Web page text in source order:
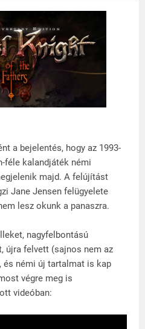
a bejelentés, hogy az 1993-
féle kalandjáték némi
majd. A felújítást
Jane Jensen felügyelete
lesz okunk a panaszra.
nagyfelbontású
újra felvett (sajnos nem az
és némi új tartalmat is kap
végre meg is
videóban: